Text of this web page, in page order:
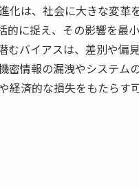
化は、社会に大きな変革
的に捉え、その影響を最小
むバイアスは、差別や偏見
密情報の漏洩やシステム
経済的な損失をもたらす